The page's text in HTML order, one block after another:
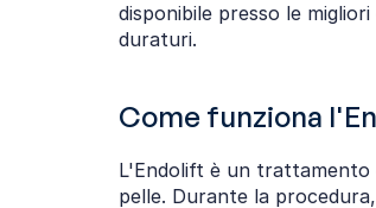
disponibile presso le
duraturi.
Come funziona
L'Endolift è un trattamento
pelle. Durante la